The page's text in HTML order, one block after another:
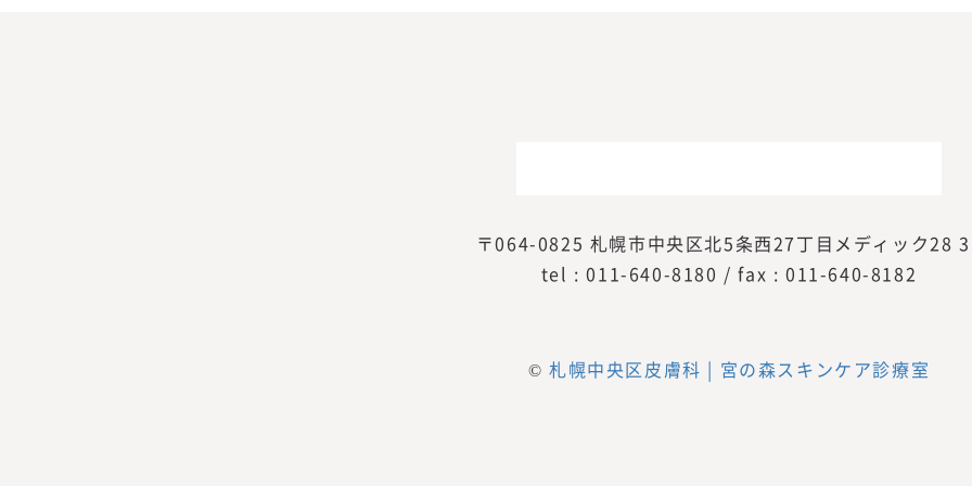
〒064-0825 札幌市中央区北5条西27丁目メディック28
tel :011-640-8180 / fax : 011-640-8182
© 札幌中央区皮膚科 | 宮の森スキンケア診療室